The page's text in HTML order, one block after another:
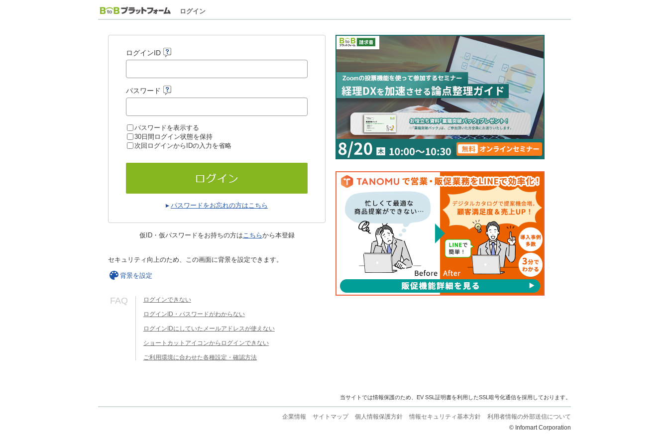
ログイン
ログインID
パスワード
パスワードを表示する
30日間ログイン状態を保持
次回ログインからIDの入力を省略
パスワードをお忘れの方はこちら
仮ID・仮パスワードをお持ちの方はこちらから本登録
セキュリティ向上のため、この画面に背景を設定できます。
背景を設定
FAQ ログインできない
ログインID・パスワードがわからない
ログインIDにしていたメールアドレスが使えない
ショートカットアイコンからログインできない
ご利用環境に合わせた各種設定・確認方法
当サイトでは情報保護のため、EV SSL証明書を利用したSSL暗号化通信を採用しております。
企業情報 サイトマップ 個人情報保護方針 情報セキュリティ基本方針
利用者情報の外部送信について
© Infomart Corporation